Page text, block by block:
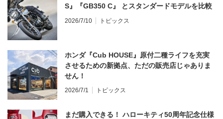
S』『GB350 C』 とスタンダードモデルを比較
2026/7/10 トピックス
ホンダ『Cub HOUSE』原付二種ライフを充実
させるための新拠点、ただの販売店じゃありま
せん！
2026/7/1 トピックス
まだ購入できる！ ハローキティ50周年記念仕様